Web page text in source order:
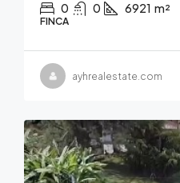
0 0 6921 m²
FINCA
ayhrealestate.com